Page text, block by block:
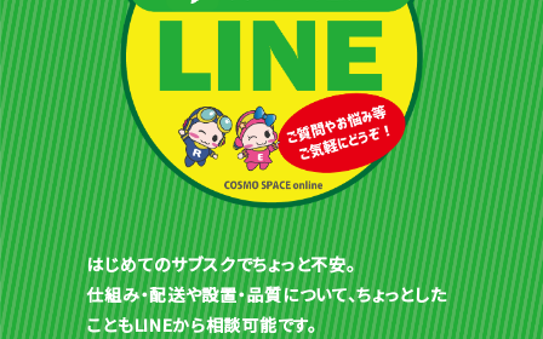
はじめてのサブスクでちょっと不安。
仕組み・配送や設置・品質について、ちょっとした
こともLINEから相談可能です。